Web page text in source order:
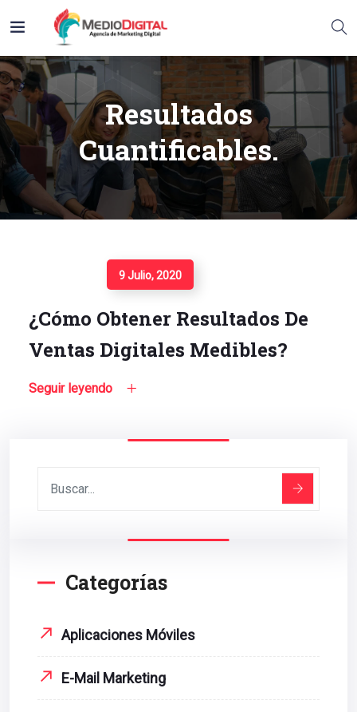
Resultados
Cuantificables.
9 Julio, 2020
¿Cómo Obtener Resultados De
Ventas Digitales Medibles?
Seguir leyendo
Categorías
Aplicaciones Móviles
E-Mail Marketing